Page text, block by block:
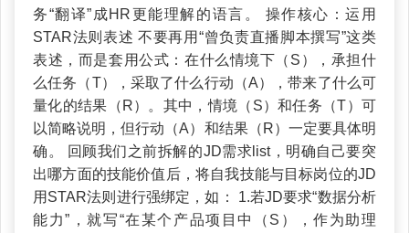
务“翻译”成HR更能理解的语言。 操作核心：运用
STAR法则表述 不要再用“曾负责直播脚本撰写”这类
表述，而是套用公式：在什么情境下（S），承担什
么任务（T），采取了什么行动（A），带来了什么可
量化的结果（R）。其中，情境（S）和任务（T）可
以简略说明，但行动（A）和结果（R）一定要具体明
确。 回顾我们之前拆解的JD需求list，明确自己要突
出哪方面的技能价值后，将自我技能与目标岗位的JD
用STAR法则进行强绑定，如： 1.若JD要求“数据分析
能力”，就写“在某个产品项目中（S），作为助理